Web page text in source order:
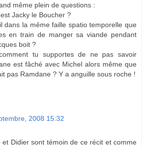
même plein de questions :
Jacky le Boucher ?
dans la même faille spatio temporelle que
en train de manger sa viande pendant
boit ?
tu supportes de ne pas savoir
est fâché avec Michel alors même que
pas Ramdane ? Y a anguille sous roche !
2008 15:32
et Didier sont témoin de ce récit et comme